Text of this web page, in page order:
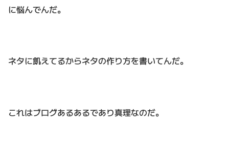
に悩んでんだ。
ネタに飢えてるからネタの作り方を書いてんだ。
これはブログあるあるであり真理なのだ。